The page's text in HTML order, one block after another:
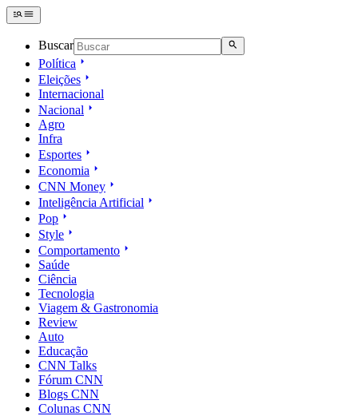
Buscar
Política
Eleições
Internacional
Nacional
Agro
Infra
Esportes
Economia
CNN Money
Inteligência Artificial
Pop
Style
Comportamento
Saúde
Ciência
Tecnologia
Viagem & Gastronomia
Review
Auto
Educação
CNN Talks
Fórum CNN
Blogs CNN
Colunas CNN